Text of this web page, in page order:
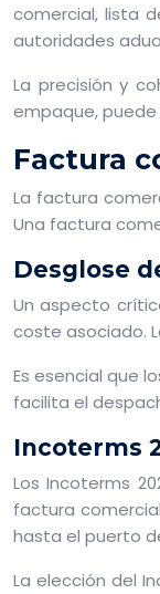
comercial, lista
autoridades
La precisión y
empaque,
Factura
La factura
Una factura
Desglose
Un aspecto
coste asociado.
Es esencial que
facilita el
Incoterms
Los Incoterms
factura
hasta el puerto
La elección del